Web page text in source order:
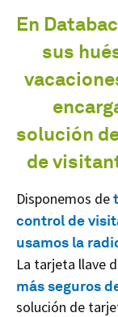
En
sus
solución
de
Disponemos de
control de
usamos la
La tarjeta llave
más seguros
solución de